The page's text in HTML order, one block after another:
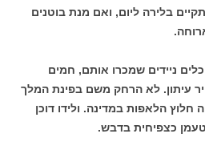
בלירה ליום, ואם מנת בוטנים
ניידים שמכרו אותם, חמים
עיתון. לא הרחק משם בפינת המלך
חלוץ הלאפות במדינה. ולידו דוכן
כצפיחית בדבש.